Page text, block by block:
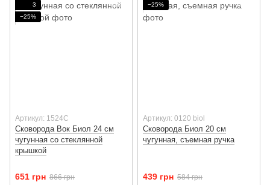
3
−25%
Артикул: 1524C
Сковорода Вок Биол 24 см
чугунная со стеклянной
крышкой
651 грн 866 грн
−25%
Артикул: 0120 biol
Сковорода Биол 20 см
чугунная, съемная ручка
439 грн 584 грн